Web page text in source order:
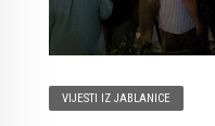
VIJESTI IZ JABLANICE